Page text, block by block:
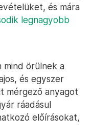
és mára
legnagyobb
mind örülnek a
és egyszer
mérgező anyagot
ráadásul
előírásokat,